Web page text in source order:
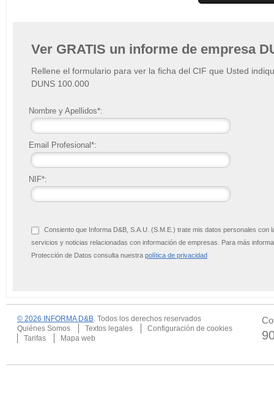
Ver GRATIS un informe de empresa
Rellene el formulario para ver la ficha del CIF que Usted
DUNS 100.000
Nombre y Apellidos*:
Email Profesional*:
NIF*:
Consiento que Informa D&B, S.A.U. (S.M.E.) trate mis datos personales
servicios y noticias relacionadas con información de empresas. Para más
Protección de Datos consulta nuestra política de privacidad
© 2026 INFORMA D&B. Todos los derechos reservados
Quiénes Somos
Textos legales
Configuración de cookies
Tarifas
Mapa web